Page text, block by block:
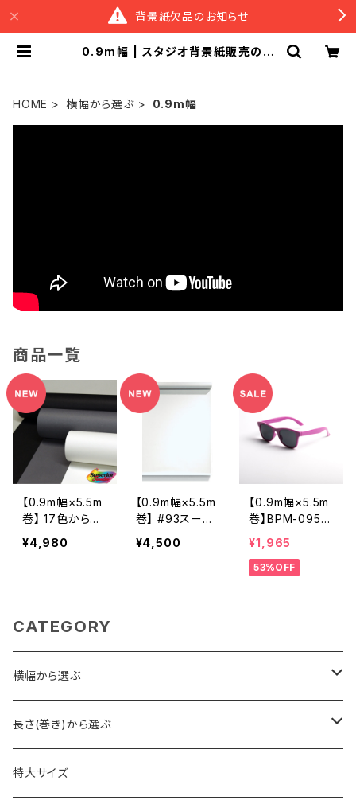
背景紙欠品のお知らせ
0.9m幅 | スタジオ背景紙販売のス
HOME 横幅から選ぶ 0.9m幅
商品一覧
【0.9m幅×5.5m
巻】 17色から選
択3本セット ス
ーペリア背景紙
¥4,980
【0.9m幅×5.5m
巻】 #93スーパ
ーホワイト×５本
セット スーペ
¥4,500
【0.9m幅×5.5m
巻】BPM-0955
全17色 スーペリ
ア背景紙
¥1,965
53%OFF
CATEGORY
横幅から選ぶ
2.7m幅
1.75m幅・1.8m幅
長さ(巻き)から選ぶ
23m巻き
特大サイズ